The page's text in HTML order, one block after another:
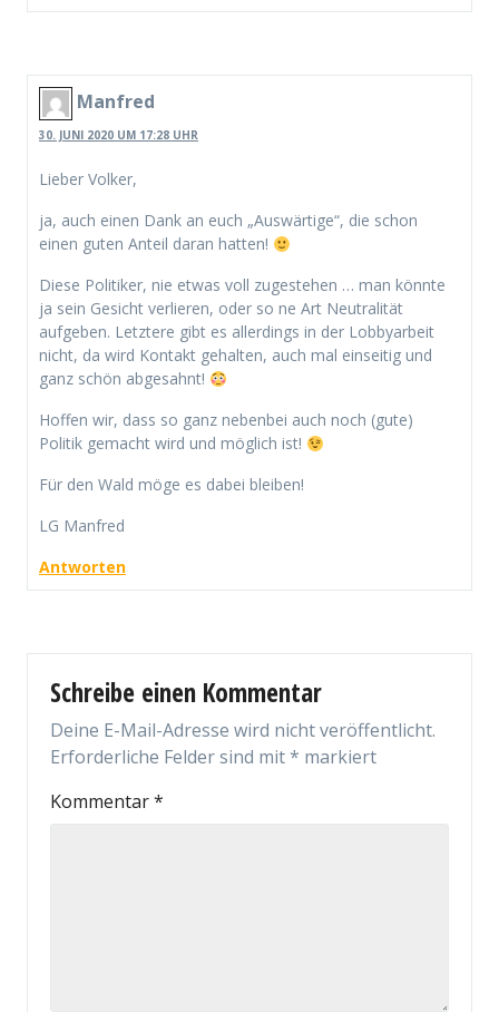
Manfred
30. JUNI 2020 UM 17:28 UHR
Lieber Volker,
ja, auch einen Dank an euch „Auswärtige“, die schon
einen guten Anteil daran hatten!
Diese Politiker, nie etwas voll zugestehen … man könnte
ja sein Gesicht verlieren, oder so ne Art Neutralität
aufgeben. Letztere gibt es allerdings in der Lobbyarbeit
nicht, da wird Kontakt gehalten, auch mal einseitig und
ganz schön abgesahnt!
Hoffen wir, dass so ganz nebenbei auch noch (gute)
Politik gemacht wird und möglich ist!
Für den Wald möge es dabei bleiben!
LG Manfred
Antworten
Schreibe einen Kommentar
Deine E-Mail-Adresse wird nicht veröffentlicht.
Erforderliche Felder sind mit* markiert
Kommentar*